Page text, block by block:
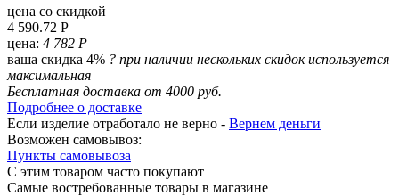
цена со скидкой
4 590.72 Р
цена: 4 782 Р
ваша скидка 4% ? при наличии нескольких скидок используется
максимальная
Бесплатная доставка от 4000 руб.
Подробнее о доставке
Если изделие отработало не верно - Вернем деньги
Возможен самовывоз:
Пункты самовывоза
С этим товаром часто покупают
Самые востребованные товары в магазине